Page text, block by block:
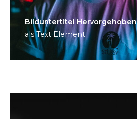
Bild­unter­titel Hervorgehoben
als Text Element